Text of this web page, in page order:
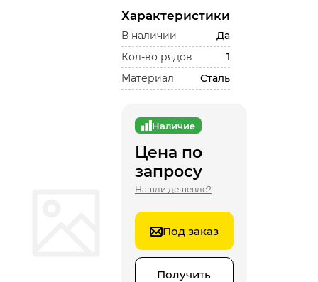
Характеристики
В наличии
Да
Кол-во рядов
1
Материал
Сталь
Наличие
Цена по
запросу
Нашли дешевле?
Под заказ
Получить